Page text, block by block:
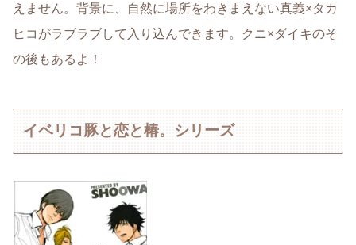
えません。背景に、自然に場所をわきまえない真義×タカ
ヒコがラブラブして入り込んできます。クニ×ダイキのそ
の後もあるよ！
イベリコ豚と恋と椿。シリーズ